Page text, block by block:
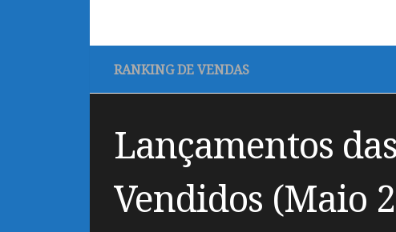
RANKING DE VENDAS
Lançamentos
Vendidos (Maio